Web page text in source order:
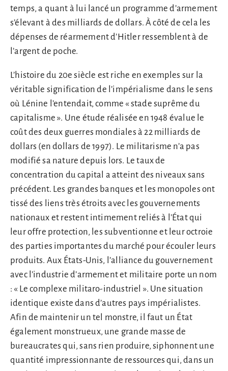
temps, a quant à lui lancé un programme d’armement
s’élevant à des milliards de dollars. À côté de cela les
dépenses de réarmement d’Hitler ressemblent à de
l’argent de poche.
L’histoire du 20e siècle est riche en exemples sur la
véritable signification de l’impérialisme dans le sens
où Lénine l’entendait, comme « stade suprême du
capitalisme ». Une étude réalisée en 1948 évalue le
coût des deux guerres mondiales à 22 milliards de
dollars (en dollars de 1997). Le militarisme n’a pas
modifié sa nature depuis lors. Le taux de
concentration du capital a atteint des niveaux sans
précédent. Les grandes banques et les monopoles ont
tissé des liens très étroits avec les gouvernements
nationaux et restent intimement reliés à l’État qui
leur offre protection, les subventionne et leur octroie
des parties importantes du marché pour écouler leurs
produits. Aux États-Unis, l’alliance du gouvernement
avec l’industrie d’armement et militaire porte un nom
: « Le complexe militaro-industriel ». Une situation
identique existe dans d’autres pays impérialistes.
Afin de maintenir un tel monstre, il faut un État
également monstrueux, une grande masse de
bureaucrates qui, sans rien produire, siphonnent une
quantité impressionnante de ressources qui, dans un